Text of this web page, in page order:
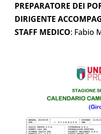
PREPARATORE DEI
DIRIGENTE
STAFF MEDICO: Fabio